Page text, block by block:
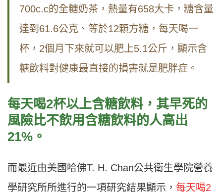
700c.c的全糖奶茶，熱量有658大卡，糖含量
達到61.6公克、等於12顆方糖，每天喝一
杯，2個月下來就可以肥上5.1公斤，顯示含
糖飲料對健康最直接的損害就是肥胖症。
每天喝2杯以上含糖飲料，其早死的
風險比不飲用含糖飲料的人高出
21% 。
而最近由美國哈佛T. H. Chan公共衛生學院營養
學研究所所進行的一項研究結果顯示， 每天喝2